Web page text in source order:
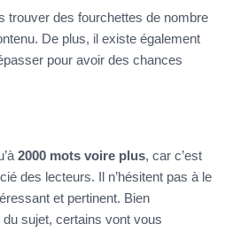
trouver des fourchettes de nombre
De plus, il existe également
pour avoir des chances
2000 mots voire plus, car c’est
des lecteurs. Il n’hésitent pas à le
et pertinent. Bien
sujet, certains vont vous